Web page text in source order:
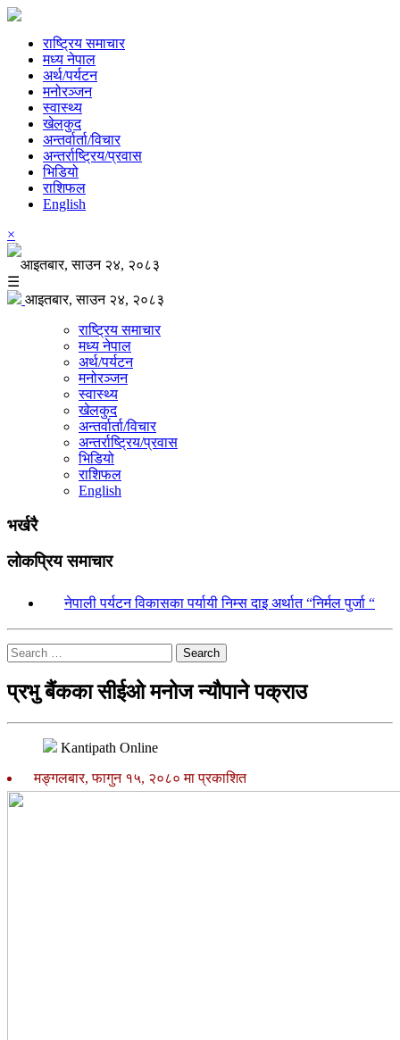
राष्ट्रिय समाचार
मध्य नेपाल
अर्थ/पर्यटन
मनोरञ्जन
स्वास्थ्य
खेलकुद
अन्तर्वार्ता/विचार
अन्तर्राष्ट्रिय/प्रवास
भिडियो
राशिफल
English
×
आइतबार, साउन २४, २०८३
☰
आइतबार, साउन २४, २०८३
राष्ट्रिय समाचार
मध्य नेपाल
अर्थ/पर्यटन
मनोरञ्जन
स्वास्थ्य
खेलकुद
अन्तर्वार्ता/विचार
अन्तर्राष्ट्रिय/प्रवास
भिडियो
राशिफल
English
भर्खरै
लोकप्रिय समाचार
नेपाली पर्यटन विकासका पर्यायी निम्स दाइ अर्थात “निर्मल पुर्जा “
Search
प्रभु बैंकका सीईओ मनोज न्यौपाने पक्राउ
Kantipath Online
मङ्गलबार, फागुन १५, २०८० मा प्रकाशित